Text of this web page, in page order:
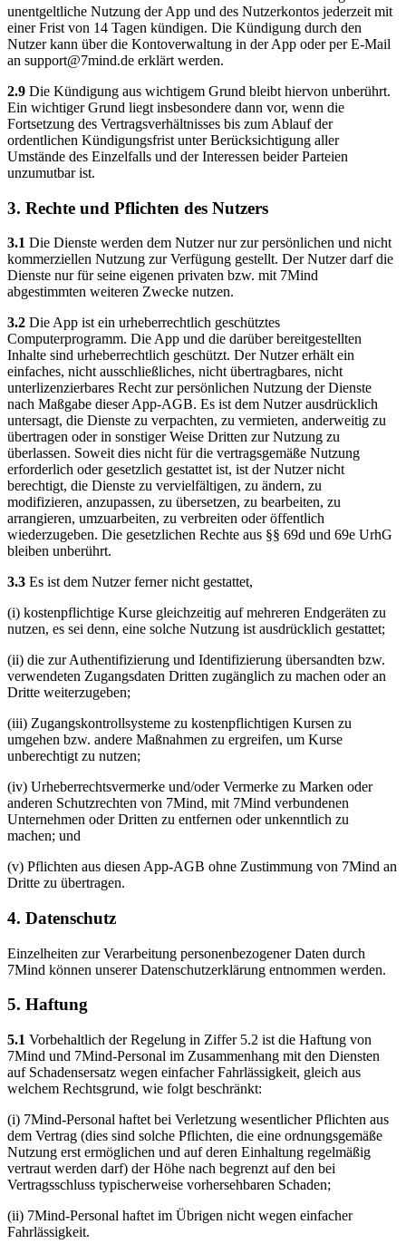
unentgeltliche Nutzung der App und des Nutzerkontos jederzeit mit
einer Frist von 14 Tagen kündigen. Die Kündigung durch den
Nutzer kann über die Kontoverwaltung in der App oder per E-Mail
an support@7mind.de erklärt werden.
2.9 Die Kündigung aus wichtigem Grund bleibt hiervon unberührt.
Ein wichtiger Grund liegt insbesondere dann vor, wenn die
Fortsetzung des Vertragsverhältnisses bis zum Ablauf der
ordentlichen Kündigungsfrist unter Berücksichtigung aller
Umstände des Einzelfalls und der Interessen beider Parteien
unzumutbar ist.
3. Rechte und Pflichten des Nutzers
3.1 Die Dienste werden dem Nutzer nur zur persönlichen und nicht
kommerziellen Nutzung zur Verfügung gestellt. Der Nutzer darf die
Dienste nur für seine eigenen privaten bzw. mit 7Mind
abgestimmten weiteren Zwecke nutzen.
3.2 Die App ist ein urheberrechtlich geschütztes
Computerprogramm. Die App und die darüber bereitgestellten
Inhalte sind urheberrechtlich geschützt. Der Nutzer erhält ein
einfaches, nicht ausschließliches, nicht übertragbares, nicht
unterlizenzierbares Recht zur persönlichen Nutzung der Dienste
nach Maßgabe dieser App-AGB. Es ist dem Nutzer ausdrücklich
untersagt, die Dienste zu verpachten, zu vermieten, anderweitig zu
übertragen oder in sonstiger Weise Dritten zur Nutzung zu
überlassen. Soweit dies nicht für die vertragsgemäße Nutzung
erforderlich oder gesetzlich gestattet ist, ist der Nutzer nicht
berechtigt, die Dienste zu vervielfältigen, zu ändern, zu
modifizieren, anzupassen, zu übersetzen, zu bearbeiten, zu
arrangieren, umzuarbeiten, zu verbreiten oder öffentlich
wiederzugeben. Die gesetzlichen Rechte aus §§ 69d und 69e UrhG
bleiben unberührt.
3.3 Es ist dem Nutzer ferner nicht gestattet,
(i) kostenpflichtige Kurse gleichzeitig auf mehreren Endgeräten zu
nutzen, es sei denn, eine solche Nutzung ist ausdrücklich gestattet;
(ii) die zur Authentifizierung und Identifizierung übersandten bzw.
verwendeten Zugangsdaten Dritten zugänglich zu machen oder an
Dritte weiterzugeben;
(iii) Zugangskontrollsysteme zu kostenpflichtigen Kursen zu
umgehen bzw. andere Maßnahmen zu ergreifen, um Kurse
unberechtigt zu nutzen;
(iv) Urheberrechtsvermerke und/oder Vermerke zu Marken oder
anderen Schutzrechten von 7Mind, mit 7Mind verbundenen
Unternehmen oder Dritten zu entfernen oder unkenntlich zu
machen; und
(v) Pflichten aus diesen App-AGB ohne Zustimmung von 7Mind an
Dritte zu übertragen.
4. Datenschutz
Einzelheiten zur Verarbeitung personenbezogener Daten durch
7Mind können unserer Datenschutzerklärung entnommen werden.
5. Haftung
5.1 Vorbehaltlich der Regelung in Ziffer 5.2 ist die Haftung von
7Mind und 7Mind-Personal im Zusammenhang mit den Diensten
auf Schadensersatz wegen einfacher Fahrlässigkeit, gleich aus
welchem Rechtsgrund, wie folgt beschränkt:
(i) 7Mind-Personal haftet bei Verletzung wesentlicher Pflichten aus
dem Vertrag (dies sind solche Pflichten, die eine ordnungsgemäße
Nutzung erst ermöglichen und auf deren Einhaltung regelmäßig
vertraut werden darf) der Höhe nach begrenzt auf den bei
Vertragsschluss typischerweise vorhersehbaren Schaden;
(ii) 7Mind-Personal haftet im Übrigen nicht wegen einfacher
Fahrlässigkeit.